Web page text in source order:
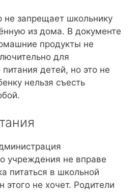
не запрещает школьнику
из дома. В документе
продукты не
для
питания детей, но это не
нельзя съесть
учреждения не вправе
питаться в школьной
этого не хочет. Родители